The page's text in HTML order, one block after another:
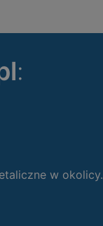
:
w okolicy.